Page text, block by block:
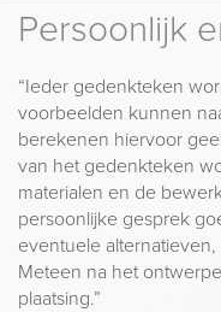
Persoonlijk
“Ieder gedenkteken
voorbeelden kunnen
berekenen hiervoor
van het gedenkteken
materialen en de
persoonlijke gesprek
eventuele
Meteen na het
plaatsing.”